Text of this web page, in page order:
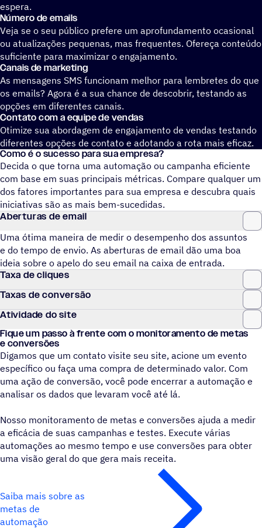
espera.
Número de emails
Veja se o seu público prefere um aprofundamento ocasional
ou atualizações pequenas, mas frequentes. Ofereça conteúdo
suficiente para maximizar o engajamento.
Canais de marketing
As mensagens SMS funcionam melhor para lembretes do que
os emails? Agora é a sua chance de descobrir, testando as
opções em diferentes canais.
Contato com a equipe de vendas
Otimize sua abordagem de engajamento de vendas testando
diferentes opções de contato e adotando a rota mais eficaz.
Como é o sucesso para sua empresa?
Decida o que torna uma automação ou campanha eficiente
com base em suas principais métricas. Compare qualquer um
dos fatores importantes para sua empresa e descubra quais
iniciativas são as mais bem-sucedidas.
Aberturas de email
Uma ótima maneira de medir o desempenho dos assuntos
e do tempo de envio. As aberturas de email dão uma boa
ideia sobre o apelo do seu email na caixa de entrada.
Taxa de cliques
Taxas de conversão
Atividade do site
Fique um passo à frente com o monitoramento de metas
e conversões
Digamos que um contato visite seu site, acione um evento
específico ou faça uma compra de determinado valor. Com
uma ação de conversão, você pode encerrar a automação e
analisar os dados que levaram você até lá.
Nosso monitoramento de metas e conversões ajuda a medir
a eficácia de suas campanhas e testes. Execute várias
automações ao mesmo tempo e use conversões para obter
uma visão geral do que gera mais receita.
Saiba mais sobre as
metas de
automação